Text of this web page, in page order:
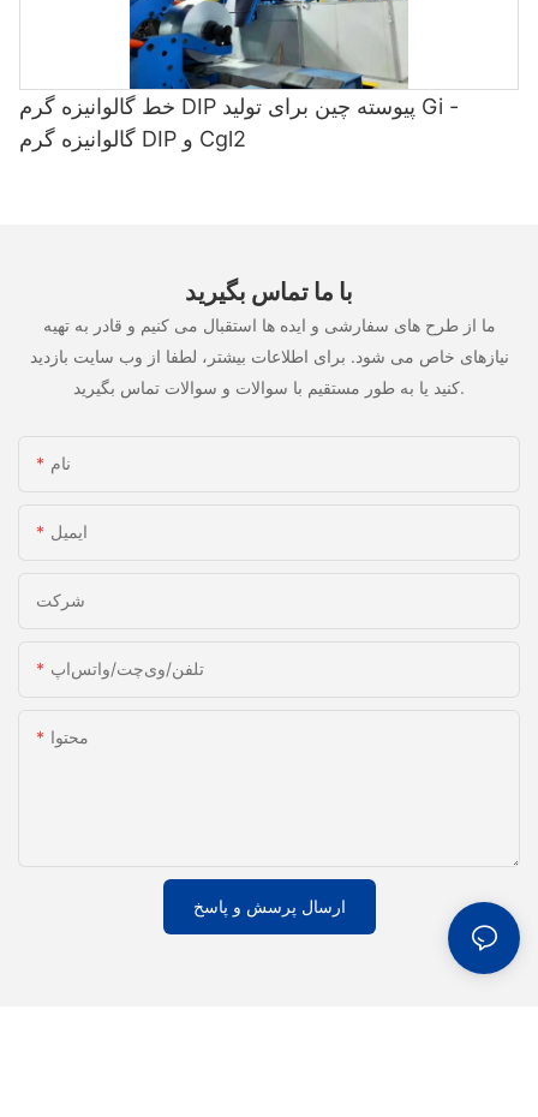
خط گالوانیزه گرم DIP پیوسته چین برای تولید Gi -
گالوانیزه گرم DIP و Cgl2
با ما تماس بگیرید
ما از طرح های سفارشی و ایده ها استقبال می کنیم و قادر به تهیه
نیازهای خاص می شود. برای اطلاعات بیشتر، لطفا از وب سایت بازدید
کنید یا به طور مستقیم با سوالات و سوالات تماس بگیرید.
نام
ایمیل
شرکت
تلفن/وی‌چت/واتس‌اپ
محتوا
ارسال پرسش و پاسخ